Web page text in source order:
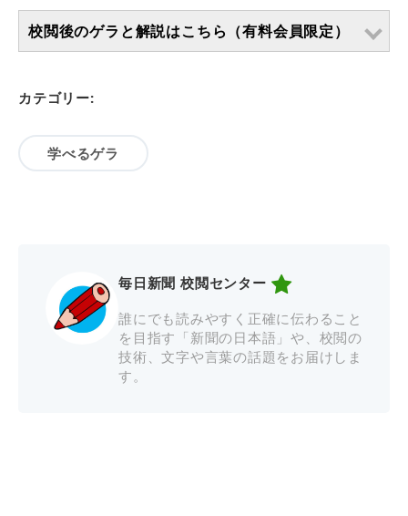
校閲後のゲラと解説はこちら（有料会員限定）
カテゴリー:
学べるゲラ
毎日新聞 校閲センター
誰にでも読みやすく正確に伝わること
を目指す「新聞の日本語」や、校閲の
技術、文字や言葉の話題をお届けしま
す。